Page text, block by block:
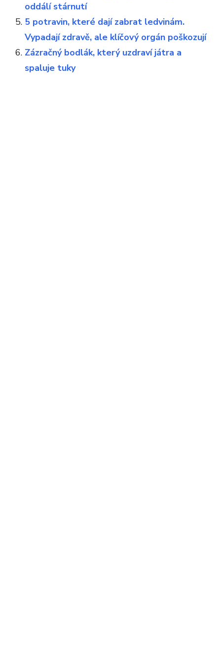
oddálí stárnutí
5 potravin, které dají zabrat ledvinám.
Vypadají zdravě, ale klíčový orgán poškozují
Zázračný bodlák, který uzdraví játra a
spaluje tuky